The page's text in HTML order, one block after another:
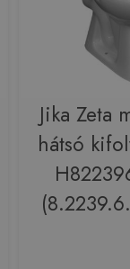
Jika Zeta
hátsó